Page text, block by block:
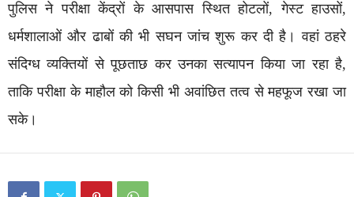
पुलिस ने परीक्षा केंद्रों के आसपास स्थित होटलों, गेस्ट हाउसों,
धर्मशालाओं और ढाबों की भी सघन जांच शुरू कर दी है। वहां ठहरे
संदिग्ध व्यक्तियों से पूछताछ कर उनका सत्यापन किया जा रहा है,
ताकि परीक्षा के माहौल को किसी भी अवांछित तत्व से महफूज रखा जा
सके।